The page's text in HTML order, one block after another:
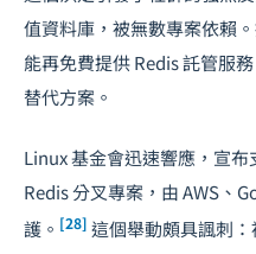
值資料庫，被無數專案依賴
能再免費提供 Redis 託管服
替代方案。
Linux 基金會迅速響應，宣
Redis 分叉專案，由 AWS、
護。 [28] 這個舉動頗具諷刺